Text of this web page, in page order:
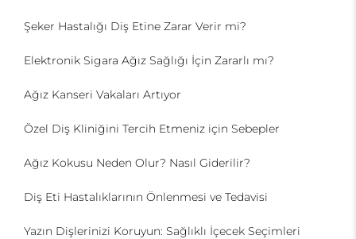
Şeker Hastalığı Diş Etine Zarar Verir mi?
Elektronik Sigara Ağız Sağlığı İçin Zararlı mı?
Ağız Kanseri Vakaları Artıyor
Özel Diş Kliniğini Tercih Etmeniz için Sebepler
Ağız Kokusu Neden Olur? Nasıl Giderilir?
Diş Eti Hastalıklarının Önlenmesi ve Tedavisi
Yazın Dişlerinizi Koruyun: Sağlıklı İçecek Seçimleri